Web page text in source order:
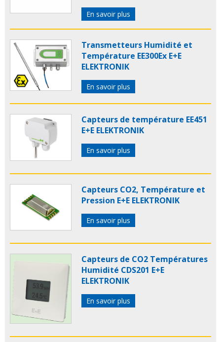
En savoir plus
Transmetteurs Humidité et
Température EE300Ex E+E
ELEKTRONIK
En savoir plus
Capteurs de température EE451
E+E ELEKTRONIK
En savoir plus
Capteurs CO2, Température et
Pression E+E ELEKTRONIK
En savoir plus
Capteurs de CO2 Températures
Humidité CDS201 E+E
ELEKTRONIK
En savoir plus